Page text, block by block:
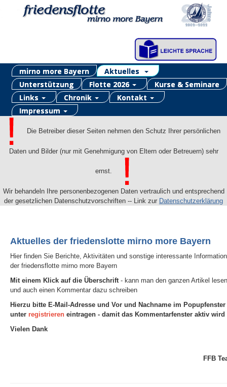
mirno more Bayern
Aktuelles
Unterstützung
Flotte 2026
Kurse & Seminare
Links
Chronik
Kontakt
Impressum
Die Betreiber dieser Seiten nehmen den Schutz Ihrer persönlichen
Daten und Bilder (nur mit Genehmigung von Eltern oder Betreuern) sehr
ernst.
Wir behandeln Ihre personenbezogenen Daten vertraulich und entsprechend
der gesetzlichen Datenschutzvorschriften -- Link zur Datenschutzerklärung
Aktuelles der friedenslotte mirno more Bayern
Hier finden Sie Berichte, Aktivitäten und sonstige interessante
der friedensflotte mirno more Bayern
Mit einem Klick auf die Überschrift - kann man den ganzen Artikel lesen
und auch einen Kommentar dazu schreiben
Hierzu bitte E-Mail-Adresse und Vor und Nachname im Popupfenster
unter registrieren eintragen - damit das Kommentarfenster aktiv wird
Vielen Dank
FFB